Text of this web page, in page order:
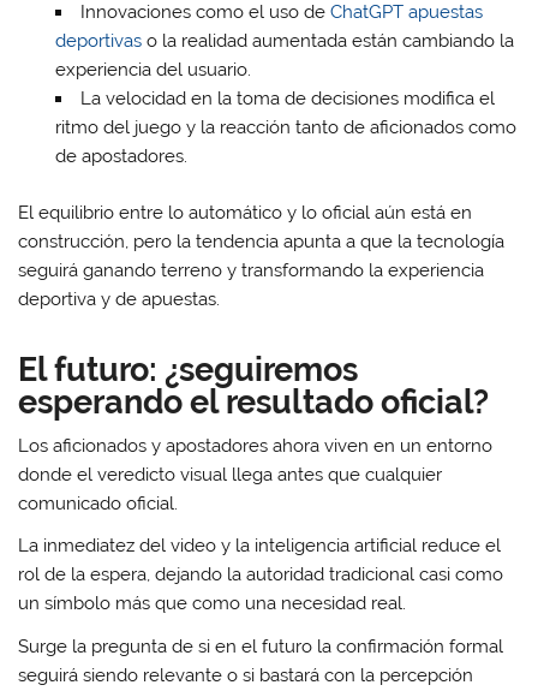
Innovaciones como el uso de ChatGPT apuestas
deportivaso la realidad aumentada están cambiando la
experiencia del usuario.
La velocidad en la toma de decisiones modifica el
ritmo del juego y la reacción tanto de aficionados como
de apostadores.
El equilibrio entre lo automático y lo oficial aún está en
construcción, pero la tendencia apunta a que la tecnología
seguirá ganando terreno y transformando la experiencia
deportiva y de apuestas.
El futuro: ¿seguiremos
esperando el resultado oficial?
Los aficionados y apostadores ahora viven en un entorno
donde el veredicto visual llega antes que cualquier
comunicado oficial.
La inmediatez del video y la inteligencia artificial reduce el
rol de la espera, dejando la autoridad tradicional casi como
un símbolo más que como una necesidad real.
Surge la pregunta de si en el futuro la confirmación formal
seguirá siendo relevante o si bastará con la percepción